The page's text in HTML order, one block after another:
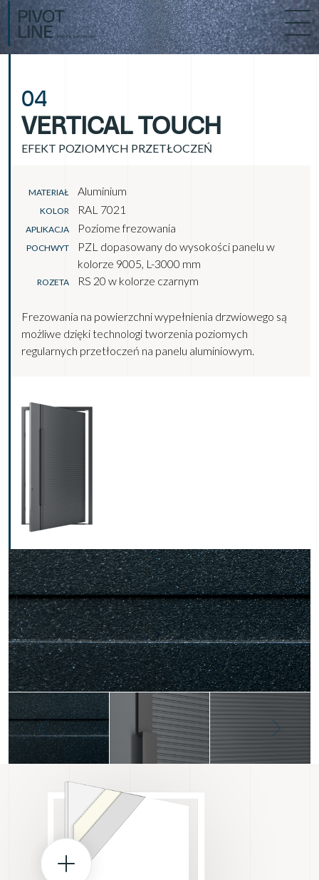
04
VERTICAL TOUCH
EFEKT POZIOMYCH PRZETŁOCZEŃ
MATERIAŁ Aluminium
KOLOR RAL 7021
APLIKACJA Poziome frezowania
POCHWYT
PZL dopasowany do wysokości panelu w
kolorze 9005, L-3000 mm
ROZETA RS 20 w kolorze czarnym
Frezowania na powierzchni wypełnienia drzwiowego są
możliwe dzięki technologi tworzenia poziomych
regularnych przetłoczeń na panelu aluminiowym.